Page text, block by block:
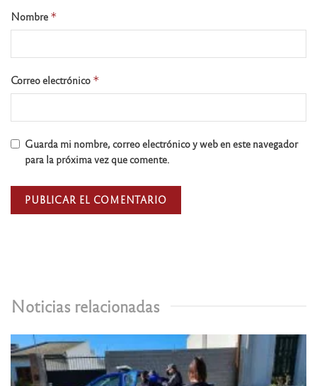
Noticias relacionadas
Nombre *
Correo electrónico *
Guarda mi nombre, correo electrónico y web en este navegador
para la próxima vez que comente.